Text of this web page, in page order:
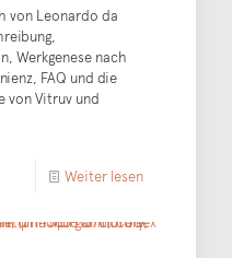
von Leonardo da
Werkgenese nach
FAQ und die
von Vitruv und
Weiter lesen